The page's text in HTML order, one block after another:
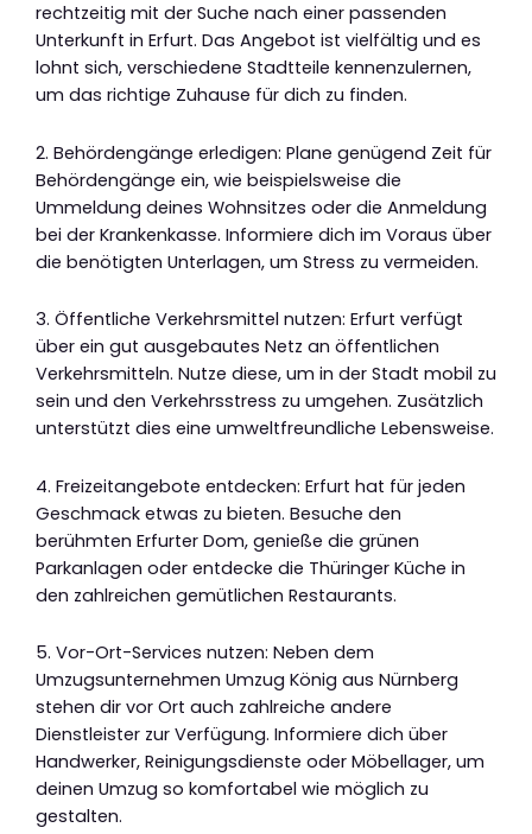
rechtzeitig mit der Suche nach einer passenden
Unterkunft in Erfurt. Das Angebot ist vielfältig und es
lohnt sich, verschiedene Stadtteile kennenzulernen,
um das richtige Zuhause für dich zu finden.
2. Behördengänge erledigen: Plane genügend Zeit für
Behördengänge ein, wie beispielsweise die
Ummeldung deines Wohnsitzes oder die Anmeldung
bei der Krankenkasse. Informiere dich im Voraus über
die benötigten Unterlagen, um Stress zu vermeiden.
3. Öffentliche Verkehrsmittel nutzen: Erfurt verfügt
über ein gut ausgebautes Netz an öffentlichen
Verkehrsmitteln. Nutze diese, um in der Stadt mobil zu
sein und den Verkehrsstress zu umgehen. Zusätzlich
unterstützt dies eine umweltfreundliche Lebensweise.
4. Freizeitangebote entdecken: Erfurt hat für jeden
Geschmack etwas zu bieten. Besuche den
berühmten Erfurter Dom, genieße die grünen
Parkanlagen oder entdecke die Thüringer Küche in
den zahlreichen gemütlichen Restaurants.
5. Vor-Ort-Services nutzen: Neben dem
Umzugsunternehmen Umzug König aus Nürnberg
stehen dir vor Ort auch zahlreiche andere
Dienstleister zur Verfügung. Informiere dich über
Handwerker, Reinigungsdienste oder Möbellager, um
deinen Umzug so komfortabel wie möglich zu
gestalten.